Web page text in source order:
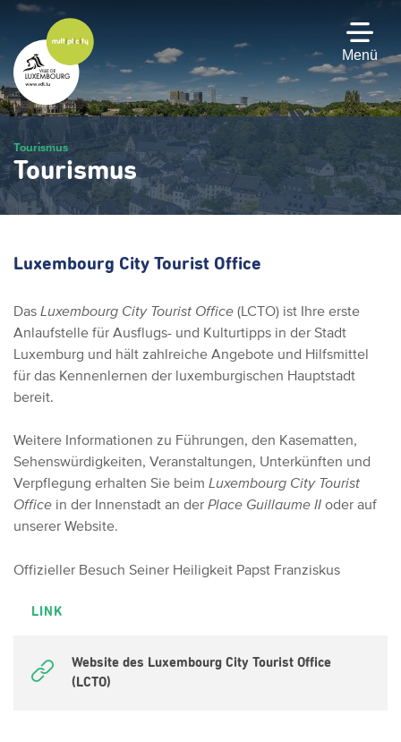
Zum
Hauptinhalt
gehen
Menü
Tourismus
Tourismus
Luxembourg City Tourist Office
Das Luxembourg City Tourist Office (LCTO) ist Ihre erste
Anlaufstelle für Ausflugs- und Kulturtipps in der Stadt
Luxemburg und hält zahlreiche Angebote und Hilfsmittel
für das Kennenlernen der luxemburgischen Hauptstadt
bereit.
Weitere Informationen zu Führungen, den Kasematten,
Sehenswürdigkeiten, Veranstaltungen, Unterkünften und
Verpflegung erhalten Sie beim Luxembourg City Tourist
Office in der Innenstadt an der Place Guillaume II oder auf
unserer Website.
Offizieller Besuch Seiner Heiligkeit Papst Franziskus
LINK
Website des Luxembourg City Tourist Office
(LCTO)